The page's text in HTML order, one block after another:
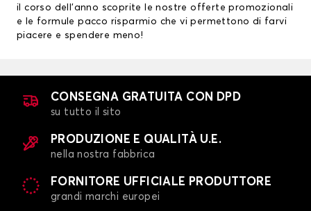
il corso dell’anno scoprite le nostre offerte promozionali
e le formule pacco risparmio che vi permettono di farvi
piacere e spendere meno!
CONSEGNA GRATUITA CON DPD
su tutto il sito
PRODUZIONE E QUALITÀ U.E.
nella nostra fabbrica
FORNITORE UFFICIALE PRODUTTORE
grandi marchi europei